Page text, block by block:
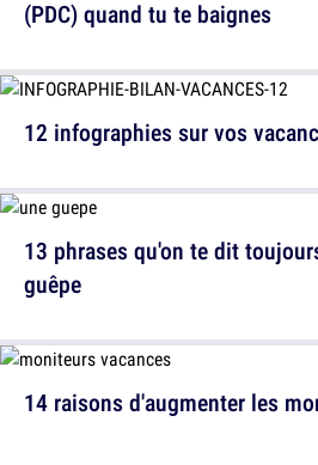
(PDC) quand tu te baignes
13 phrases qu'on te dit
guêpe
12 infographies sur vos
14 raisons d'augmenter les